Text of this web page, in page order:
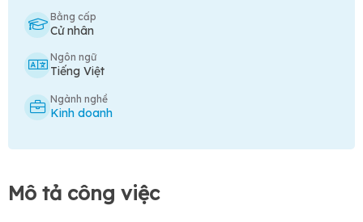
Bằng cấp
Cử nhân
Ngôn ngữ
Tiếng Việt
Ngành nghề
Kinh doanh
Mô tả công việc